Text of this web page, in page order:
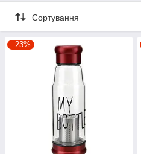
Сортування
–23%